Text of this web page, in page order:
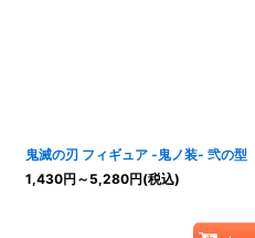
鬼滅の刃 フィギュア -鬼ノ装- 弐の型
1,430円 ～5,280円(税込)